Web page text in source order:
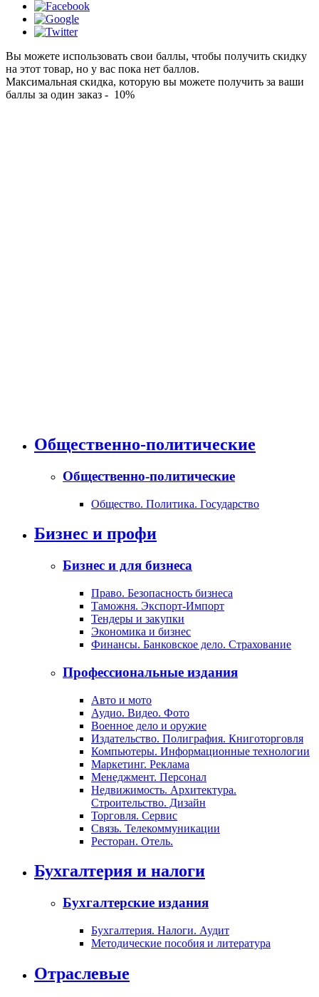
Вы можете использовать свои баллы, чтобы получить скидку
на этот товар, но у вас пока нет баллов.
Максимальная скидка, которую вы можете получить за ваши
баллы за один заказ - 10%
Общественно-политические
Общественно-политические
Общество. Политика. Государство
Бизнес и профи
Бизнес и для бизнеса
Право. Безопасность бизнеса
Таможня. Экспорт-Импорт
Тендеры и закупки
Экономика и бизнес
Финансы. Банковское дело. Страхование
Профессиональные издания
Авто и мото
Аудио. Видео. Фото
Военное дело и оружие
Издательство. Полиграфия. Книготорговля
Компьютеры. Информационные технологии
Маркетинг. Реклама
Менеджмент. Персонал
Недвижимость. Архитектура.
Строительство. Дизайн
Торговля. Сервис
Связь. Телекоммуникации
Ресторан. Отель.
Бухгалтерия и налоги
Бухгалтерские издания
Бухгалтерия. Налоги. Аудит
Методические пособия и литература
Отраслевые